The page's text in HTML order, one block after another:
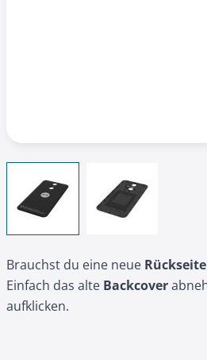
Brauchst du eine neue Rückseite
Einfach das alte Backcover
aufklicken.